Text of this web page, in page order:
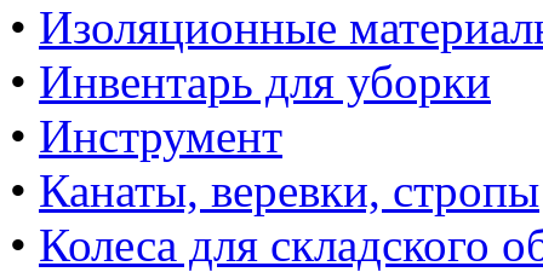
• Изоляционные
• Инвентарь для уборки
• Инструмент
• Канаты, веревки, стропы
• Колеса для складского